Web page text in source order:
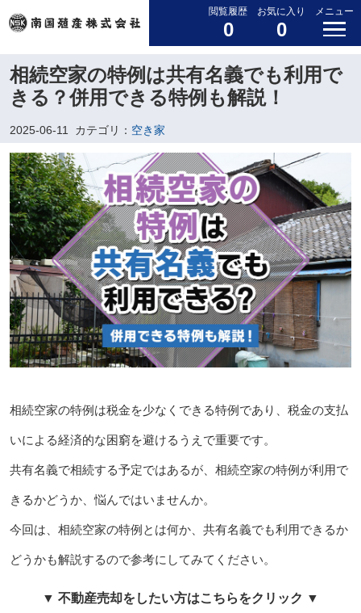
閲覧履歴
0
お気に入り
0
メニュー
相続空家の特例は共有名義でも利用で
きる？併用できる特例も解説！
2025-06-11 カテゴリ： 空き家
相続空家の特例は税金を少なくできる特例であり、税金の支払
いによる経済的な困窮を避けるうえで重要です。
共有名義で相続する予定ではあるが、相続空家の特例が利用で
きるかどうか、悩んではいませんか。
今回は、相続空家の特例とは何か、共有名義でも利用できるか
どうかも解説するので参考にしてみてください。
▼ 不動産売却をしたい方はこちらをクリック ▼